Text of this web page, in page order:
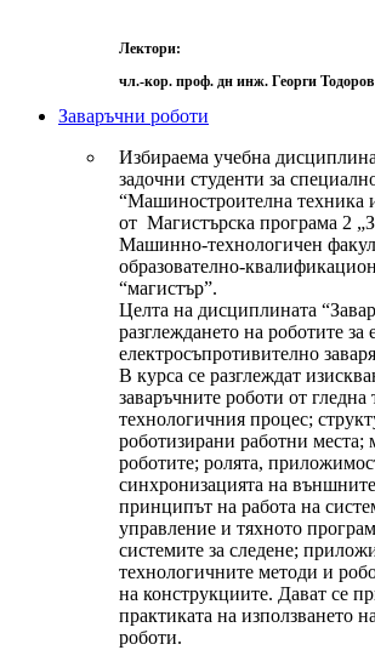
Лектори:
чл.-кор. проф. дн инж. Георги Тодоров
Заваръчни роботи
Избираема учебна
задочни студенти за
“Машиностроителна техника
от Магистърска програма 2
Машинно-технологичен
образователно-
“магистър”.
Целта на дисциплината
разглеждането на роботите за
електросъпротивително
В курса се разглеждат
заваръчните роботи от гледна
технологичния процес;
роботизирани работни места;
роботите; ролята,
синхронизацията на
принципът на работа на
управление и тяхното
системите за следене;
технологичните методи и
на конструкциите. Дават се
практиката на използването
роботи.